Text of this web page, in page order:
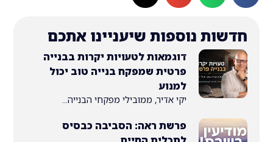
נוספות שיעניינו אתכם
דוגמאות לטעויות יקרות בבנייה
פרטית שמפקח בנייה טוב יכול
למנוע
יקי אדיר, ממובילי מפקחי הבנייה...
פרשת ראה: הסביבה כבסיס